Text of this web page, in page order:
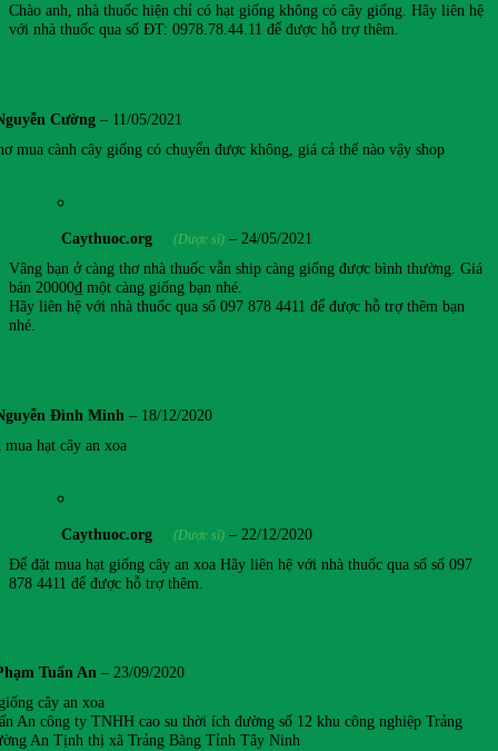
Chào anh, nhà thuốc hiện chỉ có hạt giống không có cây giống. Hãy liên hệ
với nhà thuốc qua số ĐT: 0978.78.44.11 để được hỗ trợ thêm.
Cường – 11/05/2021
mua cành cây giống có chuyển được không, giá cả thế nào vậy shop
Caythuoc.org (Dược sĩ) – 24/05/2021
Vâng bạn ở càng thơ nhà thuốc vẫn ship càng giống được bình thường. Giá
bán 20000₫ một càng giống bạn nhé.
Hãy liên hệ với nhà thuốc qua số 097 878 4411 để được hỗ trợ thêm bạn
nhé.
Đình Minh – 18/12/2020
hạt cây an xoa
Caythuoc.org (Dược sĩ) – 22/12/2020
Để đặt mua hạt giống cây an xoa Hãy liên hệ với nhà thuốc qua số số 097
878 4411 để được hỗ trợ thêm.
Tuấn An – 23/09/2020
cây an xoa
An công ty TNHH cao su thời ích đường số 12 khu công nghiệp Trảng
An Tịnh thị xã Trảng Bàng Tỉnh Tây Ninh